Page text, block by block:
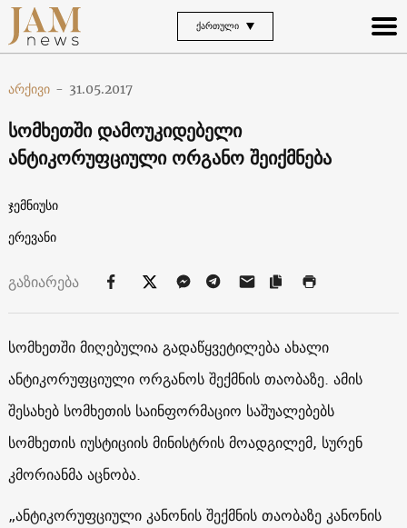
ᲥᲐᲠᲗᲣᲚᲘ
არქივი - 31.05.2017
სომხეთში დამოუკიდებელი
ანტიკორუფციული ორგანო შეიქმნება
ჯემნიუსი
ერევანი
გაზიარება
სომხეთში მიღებულია გადაწყვეტილება ახალი
ანტიკორუფციული ორგანოს შექმნის თაობაზე. ამის
შესახებ სომხეთის საინფორმაციო საშუალებებს
სომხეთის იუსტიციის მინისტრის მოადგილემ, სურენ
კმორიანმა აცნობა.
„ანტიკორუფციული კანონის შექმნის თაობაზე კანონის